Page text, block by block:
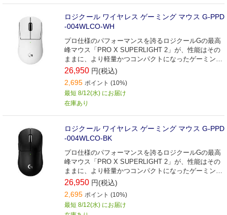
ロジクール ワイヤレス ゲーミング マウス G-PPD
-004WLCO-WH
プロ仕様のパフォーマンスを誇るロジクールGの最高
峰マウス「PRO X SUPERLIGHT 2」が、性能はその
ままに、より軽量かつコンパクトになったゲーミング
マウス。
26,950 円(税込)
2,695 ポイント (10%)
最短 8/12(水) にお届け
在庫あり
ロジクール ワイヤレス ゲーミング マウス G-PPD
-004WLCO-BK
プロ仕様のパフォーマンスを誇るロジクールGの最高
峰マウス「PRO X SUPERLIGHT 2」が、性能はその
ままに、より軽量かつコンパクトになったゲーミング
マウス。
26,950 円(税込)
2,695 ポイント (10%)
最短 8/12(水) にお届け